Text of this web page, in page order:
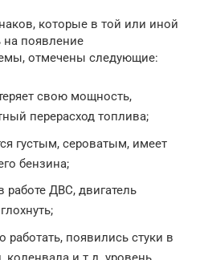
которые в той или иной
на появление
отмечены следующие:
свою мощность,
перерасход топлива;
густым, сероватым, имеет
бензина;
работе ДВС, двигатель
работать, появились стуки в